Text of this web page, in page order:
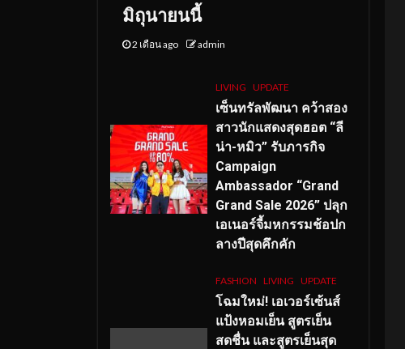
มิถุนายนนี้
2 เดือน ago admin
LIVING UPDATE
เซ็นทรัลพัฒนา คว้าสอง
สาวนักแสดงสุดฮอต “ลี
น่า-หมิว” รับภารกิจ
Campaign
Ambassador “Grand
Grand Sale 2026” ปลุก
เอเนอร์จี้มหกรรมช้อปก
ลางปีสุดคึกคัก
FASHION LIVING UPDATE
โฉมใหม่! เอเวอร์เซ้นส์
แป้งหอมเย็น สูตรเย็น
สดชื่น และสูตรเย็นสุด